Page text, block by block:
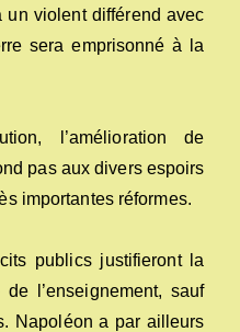
violent différend avec
sera emprisonné à la
l’amélioration de
pas aux divers espoirs
importantes réformes.
publics justifieront la
l’enseignement, sauf
Napoléon a par ailleurs